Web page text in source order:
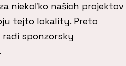
niekoľko našich projektov
tejto lokality. Preto
radi sponzorsky